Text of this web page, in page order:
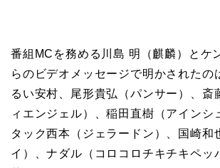
番組MCを務める川島 明（麒麟）とケ
らのビデオメッセージで明かされたの
るい安村、尾形貴弘（パンサー）、斎
ィエンジェル）、稲田直樹（アインシ
タック西本（ジェラードン）、国崎和
イ）、ナダル（コロコロチキチキペッ